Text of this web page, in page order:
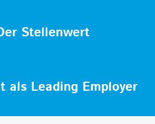
Stellenwert
als Leading Employer